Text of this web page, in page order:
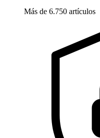
Más de 6.750 artículos